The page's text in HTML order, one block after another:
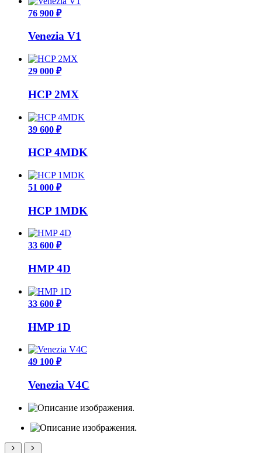
76 900 ₽
Venezia V1
29 000 ₽
HCP 2MX
39 600 ₽
HCP 4MDK
51 000 ₽
HCP 1MDK
33 600 ₽
HMP 4D
33 600 ₽
HMP 1D
49 100 ₽
Venezia V4C